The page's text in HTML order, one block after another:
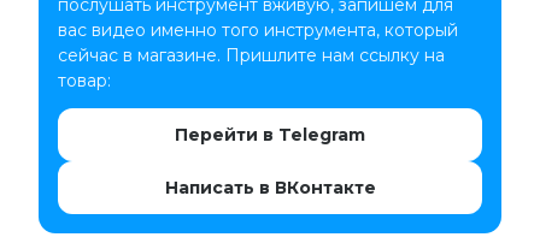
послушать инструмент вживую, запишем для
вас видео именно того инструмента, который
сейчас в магазине. Пришлите нам ссылку на
товар:
Перейти в Telegram
Написать в ВКонтакте